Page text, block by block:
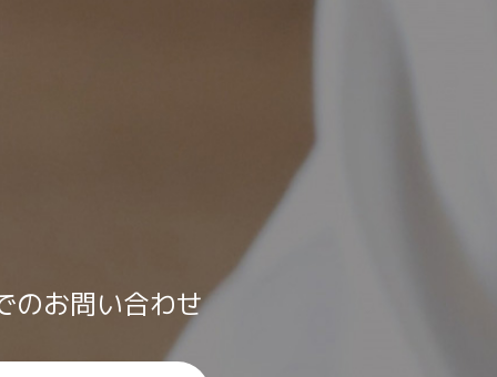
のお問い合わせ